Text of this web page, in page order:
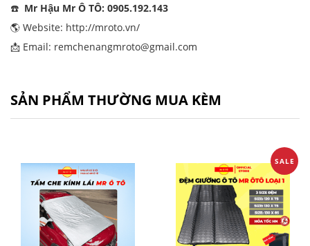
☎️ Mr Hậu Mr Ô TÔ: 0905.192.143
🌎 Website: http://mroto.vn/
📩 Email: remchenangmroto@gmail.com
SẢN PHẨM THƯỜNG MUA KÈM
SALE